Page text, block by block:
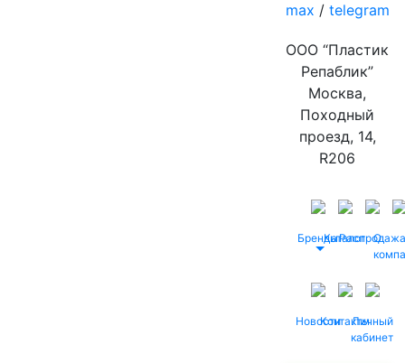
max / telegram
ООО “Пластик
Репаблик”
Москва,
Походный
проезд, 14,
R206
БрендыКаталог
Распродажа
О
НовостиКонтактыЛичный
кабинет